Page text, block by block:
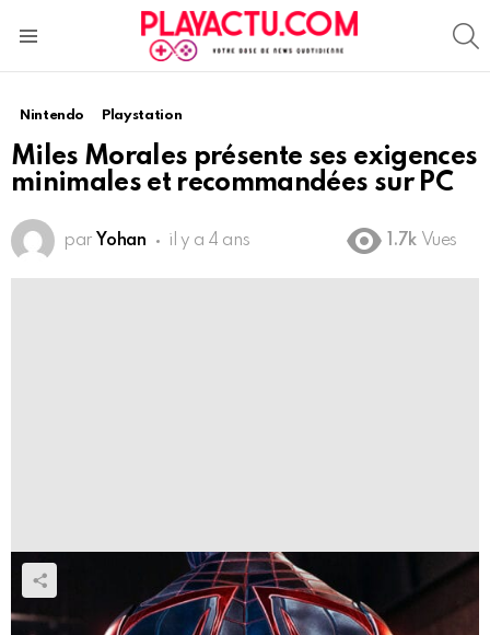
Nintendo Playstation
Miles Morales présente ses exigences
minimales et recommandées sur PC
par Yohan il y a 4 ans 1.7k Vues